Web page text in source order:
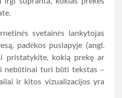
svetainės lankytojas
padėkos puslapyje (angl.
pristatykite, kokią prekę ar
nebūtinai turi būti tekstas –
ir kitos vizualizacijos yra